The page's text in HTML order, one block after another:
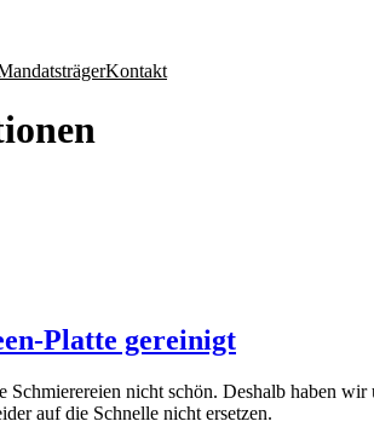
Kontakt
Platte gereinigt
nicht schön. Deshalb haben
auf die Schnelle nicht ersetzen.